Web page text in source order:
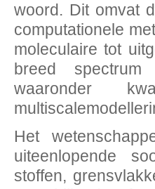
woord. Dit omvat
computationele
moleculaire tot
breed spectrum
waaronder
Het
uiteenlopende
stoffen,